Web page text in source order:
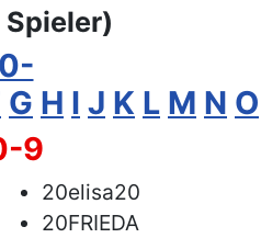
0-
G H I J K L M N O
9
20elisa20
20FRIEDA